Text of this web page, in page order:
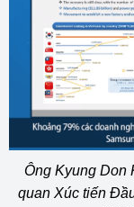
Ông Kyung Don
quan Xúc tiến